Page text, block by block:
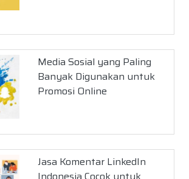
Media Sosial yang Paling
Banyak Digunakan untuk
Promosi Online
Jasa Komentar LinkedIn